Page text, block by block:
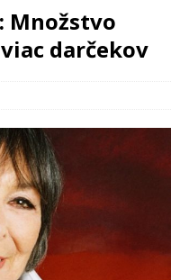
Množstvo
darčekov